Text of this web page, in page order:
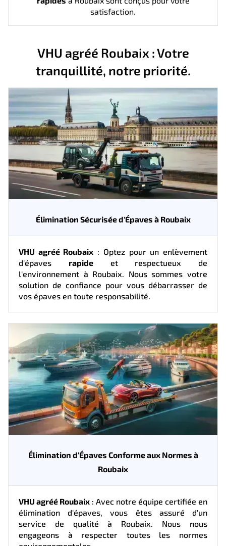
satisfaction.
VHU agréé Roubaix : Votre
tranquillité, notre priorité.
Élimination Sécurisée d'Épaves à Roubaix
VHU agréé Roubaix : Optez pour un enlèvement
d'épaves rapideet respectueux de
l'environnement à Roubaix. Nous sommes votre
solution de confiance pour vous débarrasser de
vos épaves en toute responsabilité.
Élimination d'Épaves Conforme aux Normes à
Roubaix
VHU agréé Roubaix : Avec notre équipe certifiée en
élimination d'épaves, vous êtes assuré d'un
service de qualité à Roubaix. Nous nous
engageons à respecter toutes les normes